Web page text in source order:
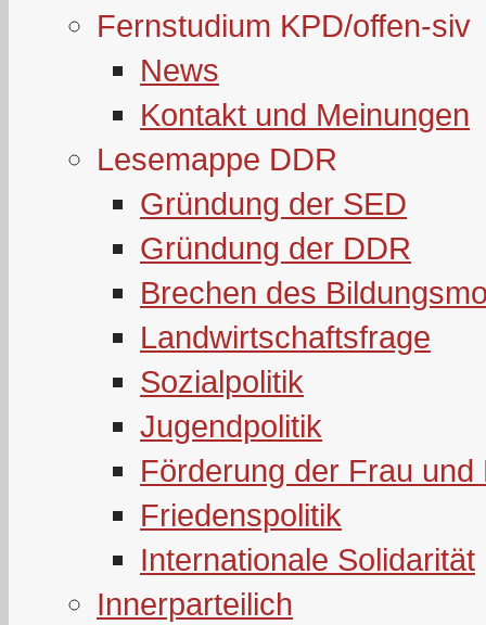
Fernstudium KPD/offen-siv
News
Kontakt und Meinungen
Lesemappe DDR
Gründung der SED
Gründung der DDR
Brechen des
Landwirtschaftsfrage
Sozialpolitik
Jugendpolitik
Förderung der Frau und
Friedenspolitik
Internationale Solidarität
Innerparteilich